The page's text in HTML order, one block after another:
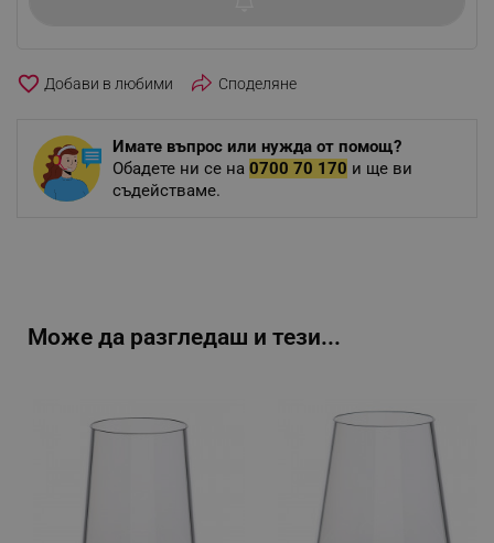
favorite_border Споделяне
Имате въпрос или нужда от помощ?
Обадете ни се на 0700 70 170 и ще ви
съдействаме.
Може да разгледаш и тези...